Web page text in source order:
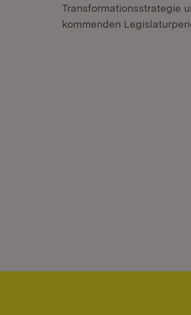
Transformationsstrategie
kommenden